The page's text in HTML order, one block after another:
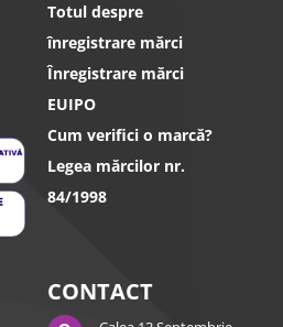
Totul despre
înregistrare mărci
Înregistrare mărci
EUIPO
Cum verifici o marcă?
Legea mărcilor nr.
84/1998
CONTACT